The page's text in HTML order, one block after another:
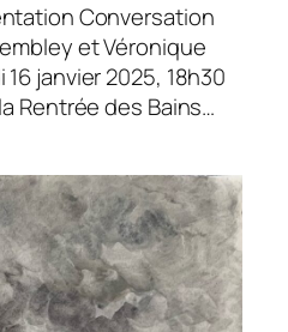
Conversation
et Véronique
janvier 2025, 18h30
Rentrée des Bains…